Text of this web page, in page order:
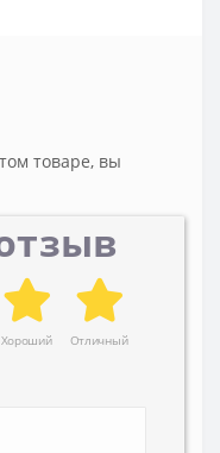
товаре, вы
Хороший Отличный